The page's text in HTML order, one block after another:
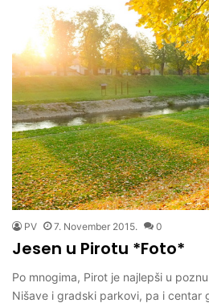
PV 7. November 2015. 0
Jesen u Pirotu *Foto*
Po mnogima, Pirot je najlepši u
Nišave i gradski parkovi, pa i centar